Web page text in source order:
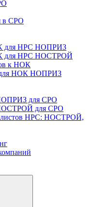
в СРО
для НРС НОПРИЗ
для НРС НОСТРОЙ
к НОК
для НОК НОПРИЗ
для СРО
для СРО
НРС: НОСТРОЙ,